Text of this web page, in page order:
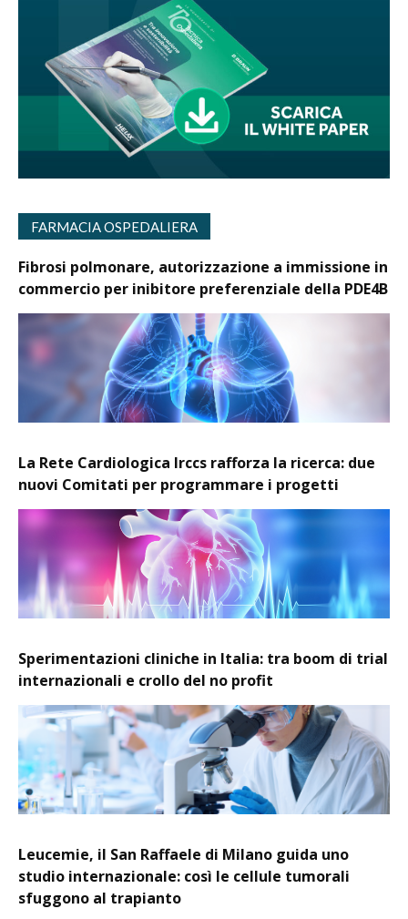
FARMACIA OSPEDALIERA
Fibrosi polmonare, autorizzazione a immissione in
commercio per inibitore preferenziale della PDE4B
La Rete Cardiologica Irccs rafforza la ricerca: due
nuovi Comitati per programmare i progetti
Sperimentazioni cliniche in Italia: tra boom di trial
internazionali e crollo del no profit
Leucemie, il San Raffaele di Milano guida uno
studio internazionale: così le cellule tumorali
sfuggono al trapianto